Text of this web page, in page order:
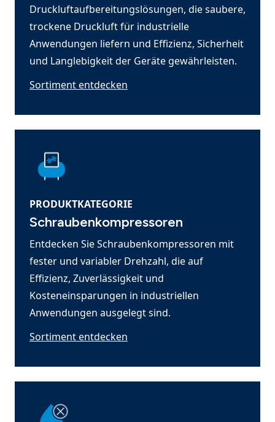
Druckluftaufbereitungslösungen, die saubere,
trockene Druckluft für industrielle
Anwendungen liefern und Effizienz, Sicherheit
und Langlebigkeit der Geräte gewährleisten.
Sortiment entdecken
PRODUKTKATEGORIE
Schraubenkompressoren
Entdecken Sie Schraubenkompressoren mit
fester und variabler Drehzahl, die auf
Effizienz, Zuverlässigkeit und
Kosteneinsparungen in industriellen
Anwendungen ausgelegt sind.
Sortiment entdecken